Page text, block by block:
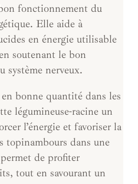
fonctionnement du
Elle aide à
en énergie utilisable
soutenant le bon
système nerveux.
bonne quantité dans les
légumineuse-racine un
l’énergie et favoriser la
topinambours dans une
de profiter
tout en savourant un